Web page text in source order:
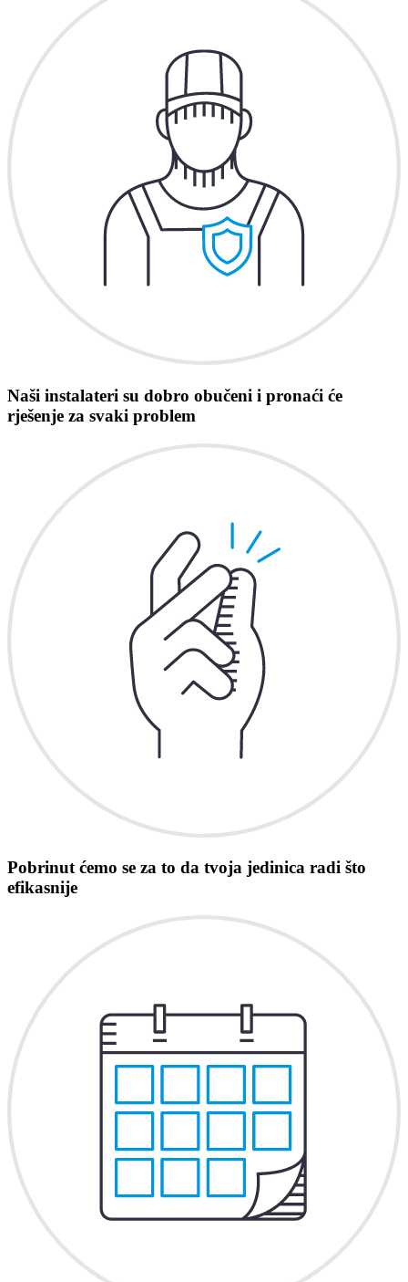
Naši instalateri su dobro obučeni i pronaći će
rješenje za svaki problem
Pobrinut ćemo se za to da tvoja jedinica radi što
efikasnije